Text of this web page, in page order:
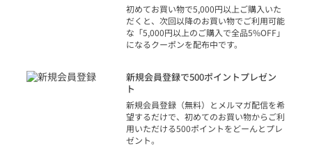
初めてお買い物で5,000円以上ご購入いた
だくと、次回以降のお買い物でご利用可能
な「5,000円以上のご購入で全品5%OFF」
になるクーポンを配布中です。
新規会員登録で500ポイントプレゼン
ト
新規会員登録（無料）とメルマガ配信を希
望するだけで、初めてのお買い物からご利
用いただける500ポイントをどーんとプレ
ゼント。